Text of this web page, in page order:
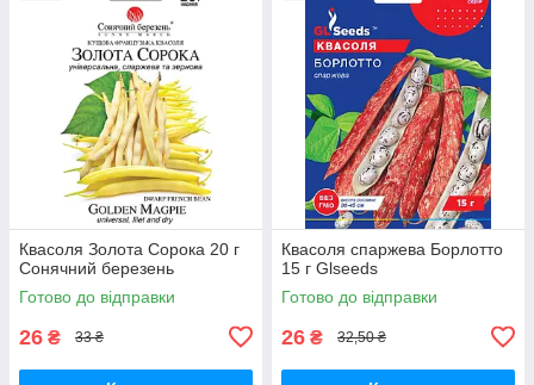
Квасоля Золота Сорока 20 г
Сонячний березень
Готово до відправки
26 ₴ 33 ₴
Квасоля спаржева Борлотто
15 г Glseeds
Готово до відправки
26 ₴ 32,50 ₴